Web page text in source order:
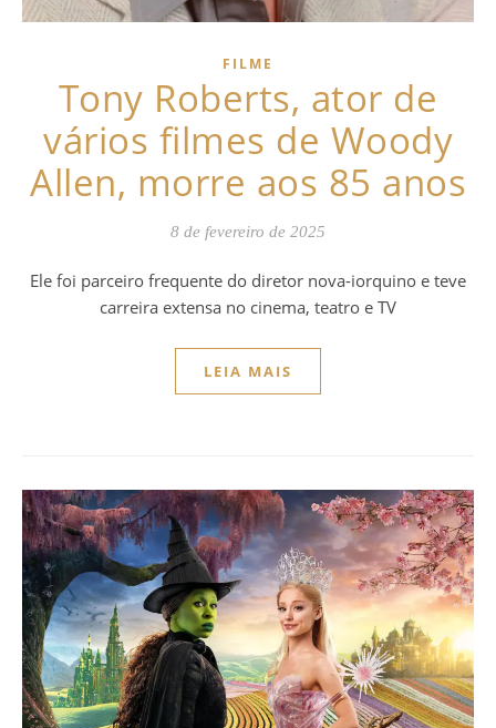
FILME
Tony Roberts, ator de
vários filmes de Woody
Allen, morre aos 85 anos
8 de fevereiro de 2025
Ele foi parceiro frequente do diretor nova-iorquino e teve
carreira extensa no cinema, teatro e TV
LEIA MAIS